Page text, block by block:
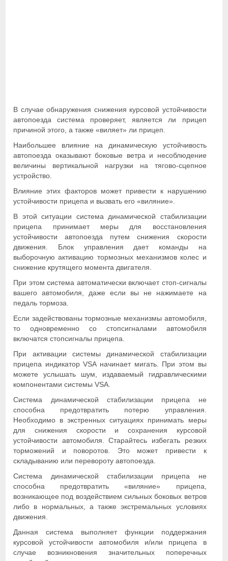
В случае обнаружения снижения курсовой устойчивости
автопоезда система проверяет, является ли прицеп
причиной этого, а также «виляет» ли прицеп.
Наибольшее влияние на динамическую устойчивость
автопоезда оказывают боковые ветра и несоблюдение
величины вертикальной нагрузки на тягово-сцепное
устройство.
Влияние этих факторов может привести к нарушению
устойчивости прицепа и вызвать его «виляние».
В этой ситуации система динамической стабилизации
прицепа принимает меры для восстановления
устойчивости автопоезда путем снижения скорости
движения. Блок управления дает команды на
выборочную активацию тормозных механизмов колес и
снижение крутящего момента двигателя.
При этом система автоматически включает стоп-сигналы
вашего автомобиля, даже если вы не нажимаете на
педаль тормоза.
Если задействованы тормозные механизмы автомобиля,
то одновременно со стопсигналами автомобиля
включатся стопсигналы прицепа.
При активации системы динамической стабилизации
прицепа индикатор VSA начинает мигать. При этом вы
можете услышать шум, издаваемый гидравлическими
компонентами системы VSA.
Система динамической стабилизации прицепа не
способна предотвратить потерю управления.
Необходимо в экстренных ситуациях принимать меры
для снижения скорости и сохранения курсовой
устойчивости автомобиля. Старайтесь избегать резких
торможений и поворотов. Это может привести к
складыванию или перевороту автопоезда.
Система динамической стабилизации прицепа не
способна предотвратить «виляние» прицепа,
возникающее под воздействием сильных боковых ветров
либо в нормальных, а также экстремальных условиях
движения.
Данная система выполняет функции поддержания
курсовой устойчивости автомобиля и/или прицепа в
случае возникновения значительных поперечных